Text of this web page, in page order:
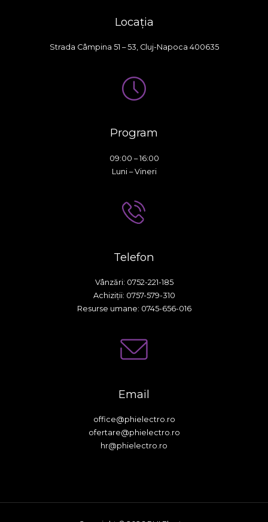
Locația
Strada Câmpina 51 – 53, Cluj-Napoca 400635
Program
09:00 – 16:00
Luni – Vineri
Telefon
Vânzări: 0752-221-185
Achiziții: 0757-579-310
Resurse umane: 0745-656-016
Email
office@phielectro.ro
ofertare@phielectro.ro
hr@phielectro.ro